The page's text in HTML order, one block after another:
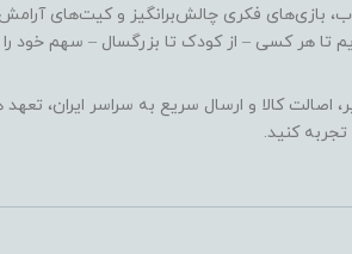
بازی‌های فکری چالش‌برانگیز و کیت‌های
تا هر کسی – از کودک تا بزرگسال – سهم خود
اصالت کالا و ارسال سریع به سراسر ایران،
کنید.